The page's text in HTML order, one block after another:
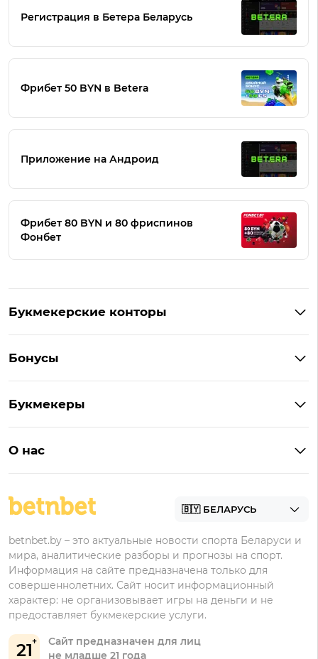
Регистрация в Бетера Беларусь
Фрибет 50 BYN в Betera
Приложение на Андроид
Фрибет 80 BYN и 80 фриспинов
Фонбет
Букмекерские конторы
Букмекеры на Андроид
БК для ставок на киберспорт
Бонусы
Бонус на депозит
Бонусы Бетера
Бонусы Винлайн
Букмекеры
Марафонбет
О нас
21
Сайт предназначен для лиц
не младше 21 года
betnbet.by – это актуальные новости спорта Беларуси и
мира, аналитические разборы и прогнозы на спорт.
Информация на сайте предназначена только для
совершеннолетних. Сайт носит информационный
характер: не организовывает игры на деньги и не
предоставляет букмекерские услуги.